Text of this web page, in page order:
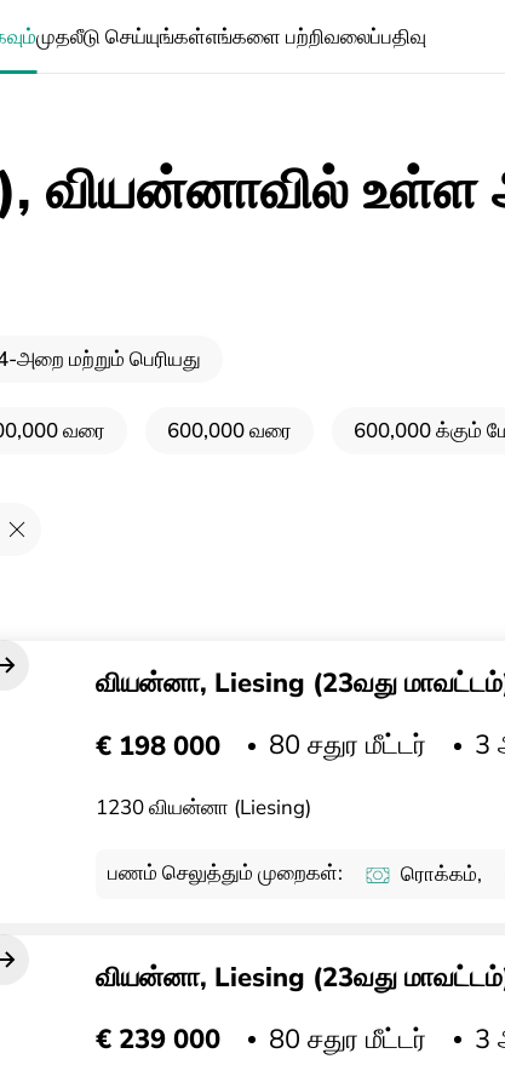
முதலீடு செய்யுங்கள்எங்களை பற்றிவலைப்பதிவு
உள்ள
அறை மற்றும் பெரியது
வரை 600,000 வரை 600,000 க்கும்
வியன்னா, Liesing (23வது
€ 198 000
80 சதுர மீட்டர் 3
1230 வியன்னா (Liesing)
பணம் செலுத்தும் முறைகள்: ரொக்கம்,
வியன்னா, Liesing (23வது
€ 239 000
80 சதுர மீட்டர் 3